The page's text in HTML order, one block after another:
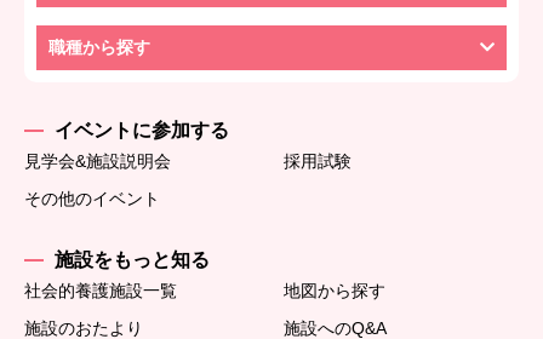
職種から探す
イベントに参加する
見学会&施設説明会
採用試験
その他のイベント
施設をもっと知る
社会的養護施設一覧
地図から探す
施設のおたより
施設へのQ&A